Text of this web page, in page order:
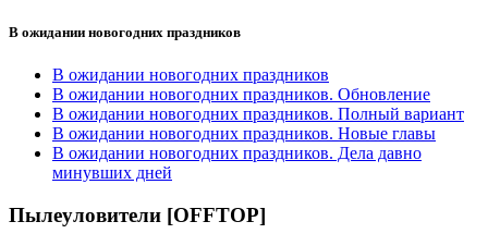
В ожидании новогодних праздников
В ожидании новогодних праздников
В ожидании новогодних праздников. Обновление
В ожидании новогодних праздников. Полный вариант
В ожидании новогодних праздников. Новые главы
В ожидании новогодних праздников. Дела давно
минувших дней
Пылеуловители [OFFTOP]